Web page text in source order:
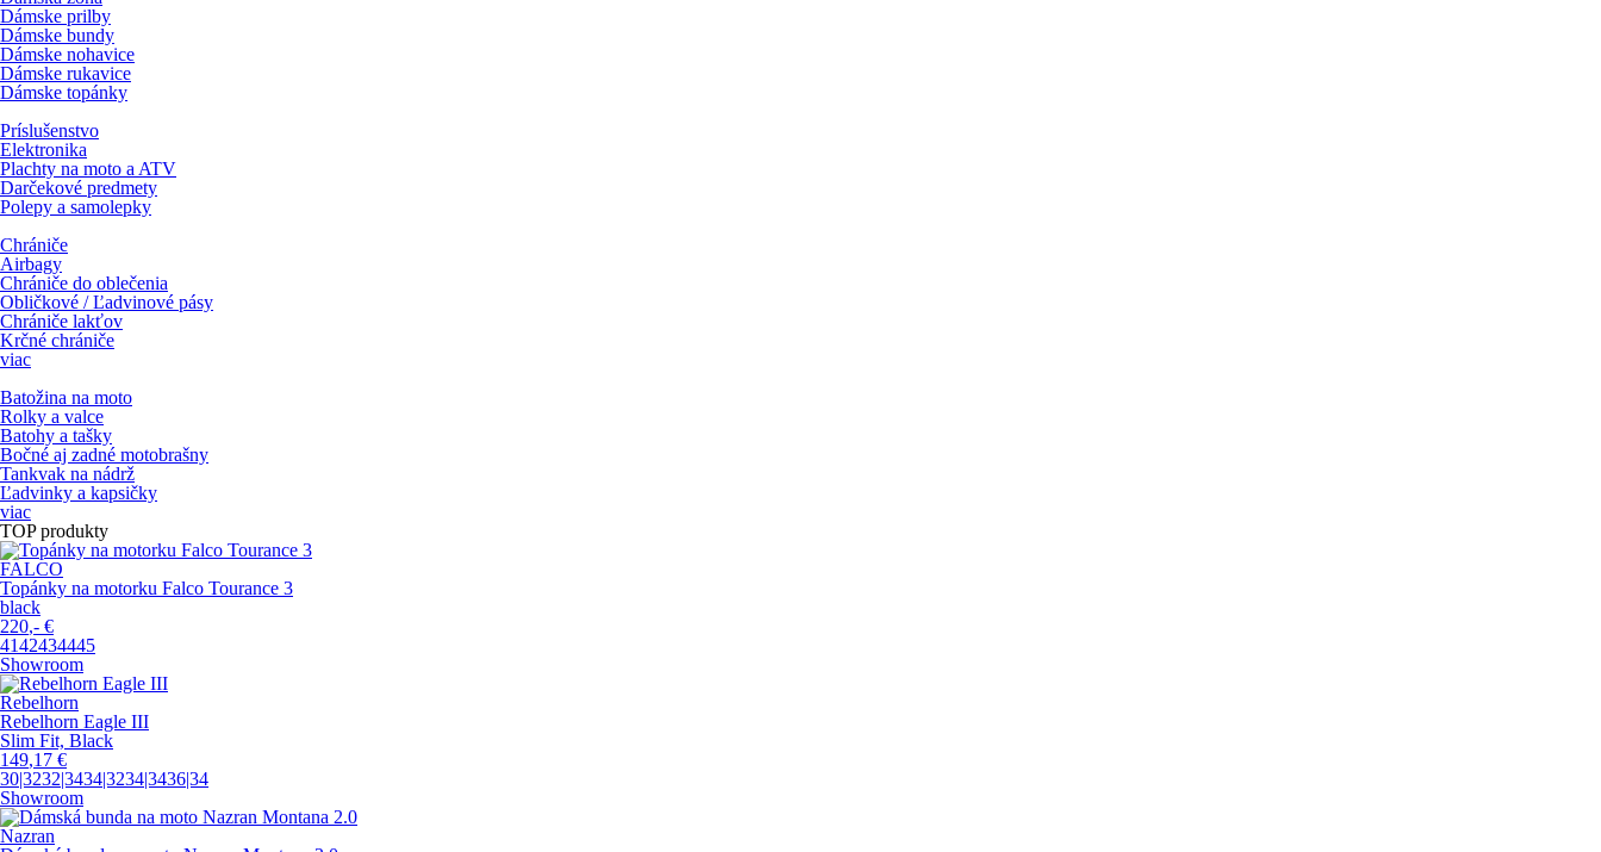
Dámske prilby
Dámske bundy
Dámske nohavice
Dámske rukavice
Dámske topánky
Príslušenstvo
Elektronika
Plachty na moto a ATV
Darčekové predmety
Polepy a samolepky
Chrániče
Airbagy
Chrániče do oblečenia
Obličkové / Ľadvinové pásy
Chrániče lakťov
Krčné chrániče
viac
Batožina na moto
Rolky a valce
Batohy a tašky
Bočné aj zadné motobrašny
Tankvak na nádrž
Ľadvinky a kapsičky
viac
TOP produkty
FALCO
Topánky na motorku Falco Tourance 3
black
220,- €
4142434445
Showroom
Rebelhorn
Rebelhorn Eagle III
Slim Fit, Black
149,17 €
30|3232|3434|3234|3436|34
Showroom
Nazran